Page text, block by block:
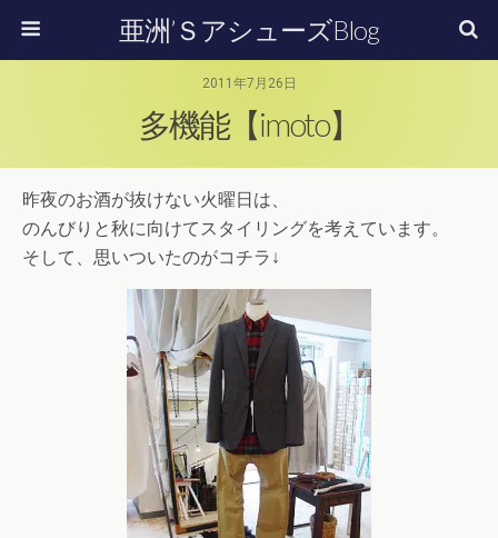
亜洲’ＳアシューズBlog
2011年7月26日
多機能【imoto】
昨夜のお酒が抜けない火曜日は、
のんびりと秋に向けてスタイリングを考えています。
そして、思いついたのがコチラ↓